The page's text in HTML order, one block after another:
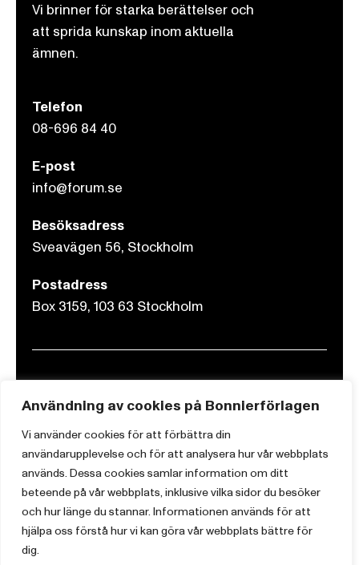
Användning av cookies på Bonnierförlagen
Vi använder cookies för att förbättra din
användarupplevelse och för att analysera hur vår webbplats
används. Dessa cookies samlar information om ditt
beteende på vår webbplats, inklusive vilka sidor du besöker
och hur länge du stannar. Informationen används för att
hjälpa oss förstå hur vi kan göra vår webbplats bättre för
dig.
Vi brinner för starka berättelser och
att sprida kunskap inom aktuella
ämnen.
Telefon
08-696 84 40
E-post
info@forum.se
Besöksadress
Sveavägen 56, Stockholm
Postadress
Box 3159, 103 63 Stockholm
Integritetspolicy